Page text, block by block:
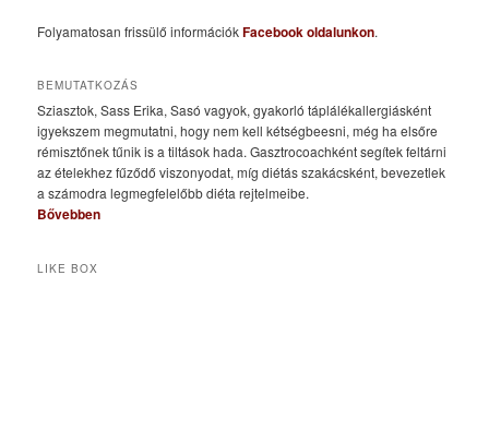
Folyamatosan frissülő információkFacebook oldalunkon.
BEMUTATKOZÁS
Sziasztok, Sass Erika, Sasó vagyok, gyakorló táplálékallergiásként
igyekszem megmutatni, hogy nem kell kétségbeesni, még ha elsőre
rémisztőnek tűnik is a tiltások hada. Gasztrocoachként segítek feltárni
az ételekhez fűződő viszonyodat, míg diétás szakácsként, bevezetlek
a számodra legmegfelelőbb diéta rejtelmeibe.
Bővebben
LIKE BOX